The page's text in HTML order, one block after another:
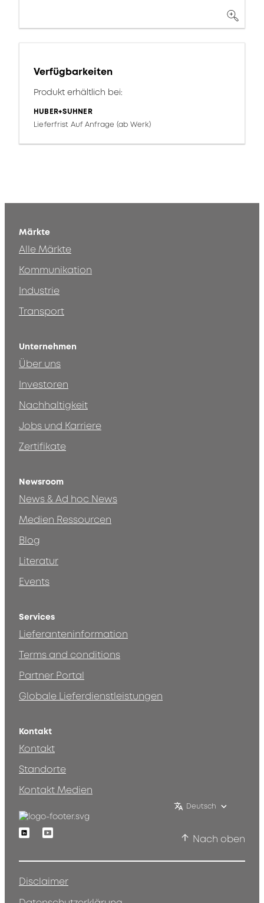
Verfügbarkeiten
Produkt erhältlich bei:
HUBER+SUHNER
Lieferfrist Auf Anfrage (ab Werk)
Märkte
Alle Märkte
Kommunikation
Industrie
Transport
Unternehmen
Über uns
Investoren
Nachhaltigkeit
Jobs und Karriere
Zertifikate
Newsroom
News & Ad hoc News
Medien Ressourcen
Blog
Literatur
Events
Services
Lieferanteninformation
Terms and conditions
Partner Portal
Globale Lieferdienstleistungen
Kontakt
Kontakt
Standorte
Kontakt Medien
Deutsch
LinkedinYoutube
Nach oben
Disclaimer